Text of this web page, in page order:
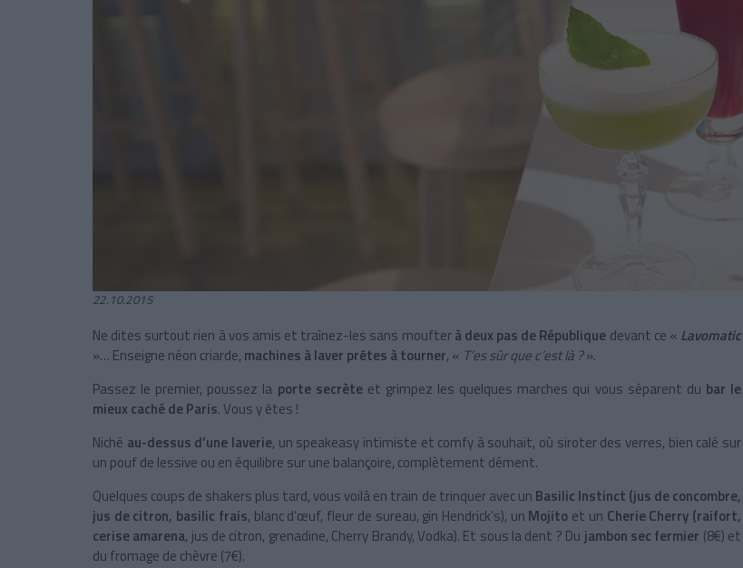
22.10.2015
Ne dites surtout rien à vos amis et traînez-les sans moufterà deux pas de République devant ce « Lavomatic
»… Enseigne néon criarde, machines à laver prêtes à tourner, « T’es sûr que c’est là ?».
Passez le premier, poussez la porte secrèteet grimpez les quelques marches qui vous séparent du bar le
mieux caché de Paris. Vous y êtes !
Niché au-dessus d’une laverie, un speakeasy intimiste et comfy à souhait, où siroter des verres, bien calé sur
un pouf de lessive ou en équilibre sur une balançoire, complètement dément.
Quelques coups de shakers plus tard, vous voilà en train de trinquer avec un Basilic Instinct (jus de concombre,
jus de citron, basilic frais, blanc d’œuf, fleur de sureau, gin Hendrick’s), un Mojito et un Cherie Cherry (raifort,
cerise amarena, jus de citron, grenadine, Cherry Brandy, Vodka). Et sous la dent ? Du jambon sec fermier (8€) et
du fromage de chèvre (7€).